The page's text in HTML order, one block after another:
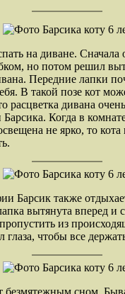
на диване. Сначала
но потом решил
Передние лапки
В такой позе кот
расцветка дивана
Когда в
не ярко, то
Барсик также
вытянута вперед и
из
глаза, чтобы все